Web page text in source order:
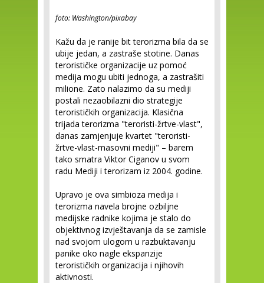
foto: Washington/pixabay
Kažu da je ranije bit terorizma bila da se
ubije jedan, a zastraše stotine. Danas
terorističke organizacije uz pomoć
medija mogu ubiti jednoga, a zastrašiti
milione. Zato nalazimo da su mediji
postali nezaobilazni dio strategije
terorističkih organizacija. Klasična
trijada terorizma "teroristi-žrtve-vlast",
danas zamjenjuje kvartet "teroristi-
žrtve-vlast-masovni mediji" – barem
tako smatra Viktor Ciganov u svom
radu Mediji i terorizam iz 2004. godine.
Upravo je ova simbioza medija i
terorizma navela brojne ozbiljne
medijske radnike kojima je stalo do
objektivnog izvještavanja da se zamisle
nad svojom ulogom u razbuktavanju
panike oko nagle ekspanzije
terorističkih organizacija i njihovih
aktivnosti.